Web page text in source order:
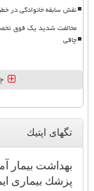
نقش سابقه خانوادگی در
مخالفت شدید یک فوق
چاقی
تگهای اپتیك
بهداشت بیمار
پزشك بیماری